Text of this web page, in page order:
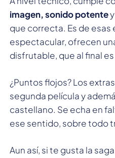
imagen, sonido potente
que correcta. Es de esas
espectacular, ofrecen
disfrutable, que al final
¿Puntos flojos? Los
segunda película y
castellano. Se echa en
ese sentido, sobre todo
Aun así, si te gusta la